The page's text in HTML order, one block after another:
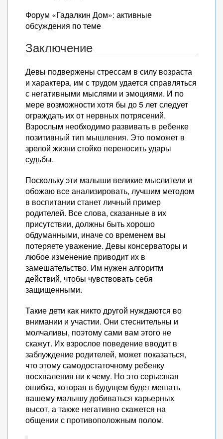
Форум «Гадалкин Дом»: активные
обсуждения по теме
Заключение
Девы подвержены стрессам в силу возраста
и характера, им с трудом удается справляться
с негативными мыслями и эмоциями. И по
мере возможности хотя бы до 5 лет следует
ограждать их от нервных потрясений.
Взрослым необходимо развивать в ребенке
позитивный тип мышления. Это поможет в
зрелой жизни стойко переносить удары
судьбы.
Поскольку эти малыши великие мыслители и
обожаю все анализировать, лучшим методом
в воспитании станет личный пример
родителей. Все слова, сказанные в их
присутствии, должны быть хорошо
обдуманными, иначе со временем вы
потеряете уважение. Девы консерваторы и
любое изменение приводит их в
замешательство. Им нужен алгоритм
действий, чтобы чувствовать себя
защищенными.
Такие дети как никто другой нуждаются во
внимании и участии. Они стеснительны и
молчаливы, поэтому сами вам этого не
скажут. Их взрослое поведение вводит в
заблуждение родителей, может показаться,
что этому самодостаточному ребенку
восхваления ни к чему. Но это серьезная
ошибка, которая в будущем будет мешать
вашему малышу добиваться карьерных
высот, а также негативно скажется на
общении с противоположным полом.